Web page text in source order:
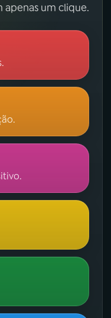
apenas um clique.